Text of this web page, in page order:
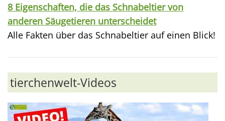
8 Eigenschaften, die das Schnabeltier von
anderen Säugetieren unterscheidet
Alle Fakten über das Schnabeltier auf einen Blick!
tierchenwelt-Videos